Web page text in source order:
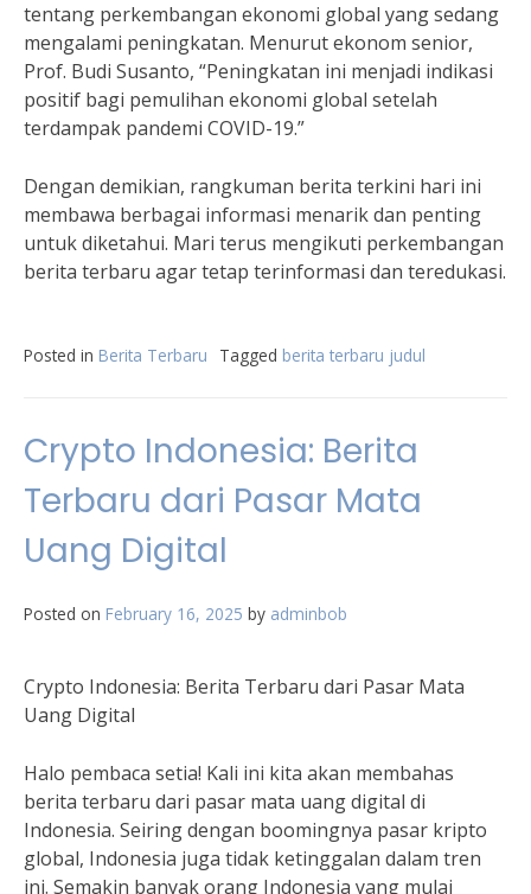
tentang perkembangan ekonomi global yang sedang
mengalami peningkatan. Menurut ekonom senior,
Prof. Budi Susanto, “Peningkatan ini menjadi indikasi
positif bagi pemulihan ekonomi global setelah
terdampak pandemi COVID-19.”
Dengan demikian, rangkuman berita terkini hari ini
membawa berbagai informasi menarik dan penting
untuk diketahui. Mari terus mengikuti perkembangan
berita terbaru agar tetap terinformasi dan teredukasi.
Posted in Berita Terbaru Tagged berita terbaru judul
Crypto Indonesia: Berita
Terbaru dari Pasar Mata
Uang Digital
Posted on February 16, 2025 by adminbob
Crypto Indonesia: Berita Terbaru dari Pasar Mata
Uang Digital
Halo pembaca setia! Kali ini kita akan membahas
berita terbaru dari pasar mata uang digital di
Indonesia. Seiring dengan boomingnya pasar kripto
global, Indonesia juga tidak ketinggalan dalam tren
ini. Semakin banyak orang Indonesia yang mulai